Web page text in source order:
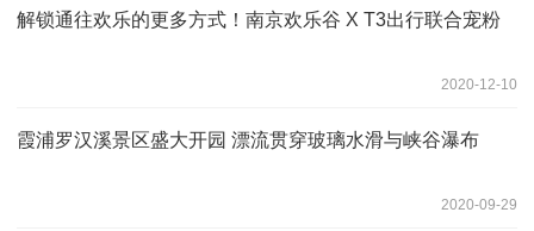
解锁通往欢乐的更多方式！南京欢乐谷 X T3出行联合宠粉
2020-12-10
霞浦罗汉溪景区盛大开园 漂流贯穿玻璃水滑与峡谷瀑布
2020-09-29